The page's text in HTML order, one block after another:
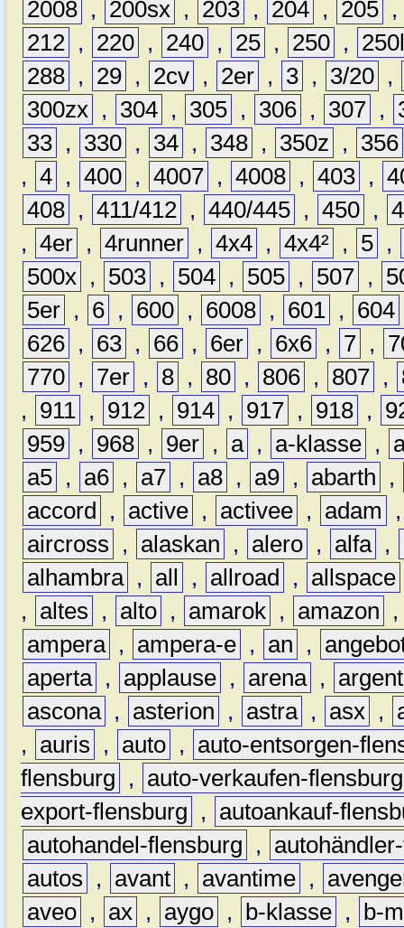
2008 , 200sx , 203 , 204 , 205 ,
212 , 220 , 240 , 25 , 250 ,
288 , 29 , 2cv , 2er , 3 , 3/20 ,
300zx , 304 , 305 , 306 , 307 ,
33 , 330 , 34 , 348 , 350z ,
356
, 4 , 400 , 4007 , 4008 , 403 ,
408 , 411/412 , 440/445 , 450 ,
, 4er , 4runner , 4x4 , 4x4² , 5 ,
500x , 503 , 504 , 505 , 507 ,
5er , 6 , 600 , 6008 , 601 , 604
626 , 63 , 66 , 6er , 6x6 , 7 ,
770 , 7er , 8 , 80 , 806 , 807 ,
,
911 , 912 , 914 , 917 , 918 ,
959 , 968 , 9er , a , a-klasse ,
a5 , a6 , a7 , a8 , a9 , abarth
,
accord
, active , activee , adam
aircross
, alaskan , alero , alfa ,
alhambra , all , allroad , allspace
,
altes , alto , amarok , amazon
ampera , ampera-e , an ,
aperta , applause , arena ,
ascona , asterion , astra , asx ,
,
auris , auto ,
auto-entsorgen-
flensburg
,
auto-verkaufen-flensburg
export-flensburg
,
autoankauf-
autohandel-flensburg
,
autos
, avant , avantime ,
aveo , ax , aygo , b-klasse ,
b-